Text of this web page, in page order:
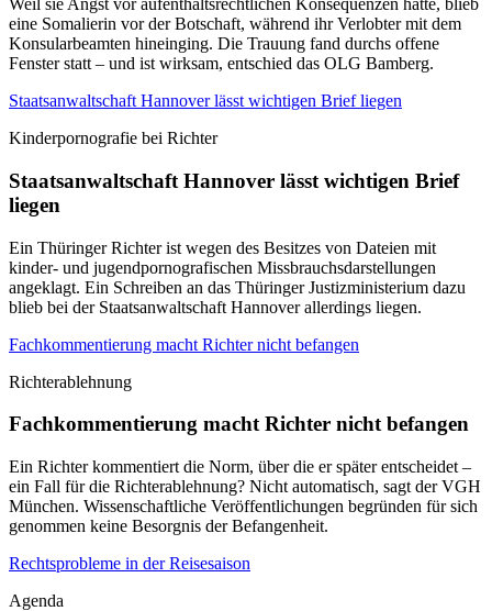
Weil sie Angst vor aufenthaltsrechtlichen Konsequenzen hatte, blieb
eine Somalierin vor der Botschaft, während ihr Verlobter mit dem
Konsularbeamten hineinging. Die Trauung fand durchs offene
Fenster statt – und ist wirksam, entschied das OLG Bamberg.
Staatsanwaltschaft Hannover lässt wichtigen Brief liegen
Kinderpornografie bei Richter
Staatsanwaltschaft Hannover lässt wichtigen Brief
liegen
Ein Thüringer Richter ist wegen des Besitzes von Dateien mit
kinder- und jugendpornografischen Missbrauchsdarstellungen
angeklagt. Ein Schreiben an das Thüringer Justizministerium dazu
blieb bei der Staatsanwaltschaft Hannover allerdings liegen.
Fachkommentierung macht Richter nicht befangen
Richterablehnung
Fachkommentierung macht Richter nicht befangen
Ein Richter kommentiert die Norm, über die er später entscheidet –
ein Fall für die Richterablehnung? Nicht automatisch, sagt der VGH
München. Wissenschaftliche Veröffentlichungen begründen für sich
genommen keine Besorgnis der Befangenheit.
Rechtsprobleme in der Reisesaison
Agenda